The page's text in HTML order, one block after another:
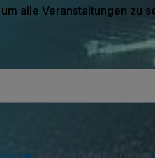
alle Veranstaltungen zu